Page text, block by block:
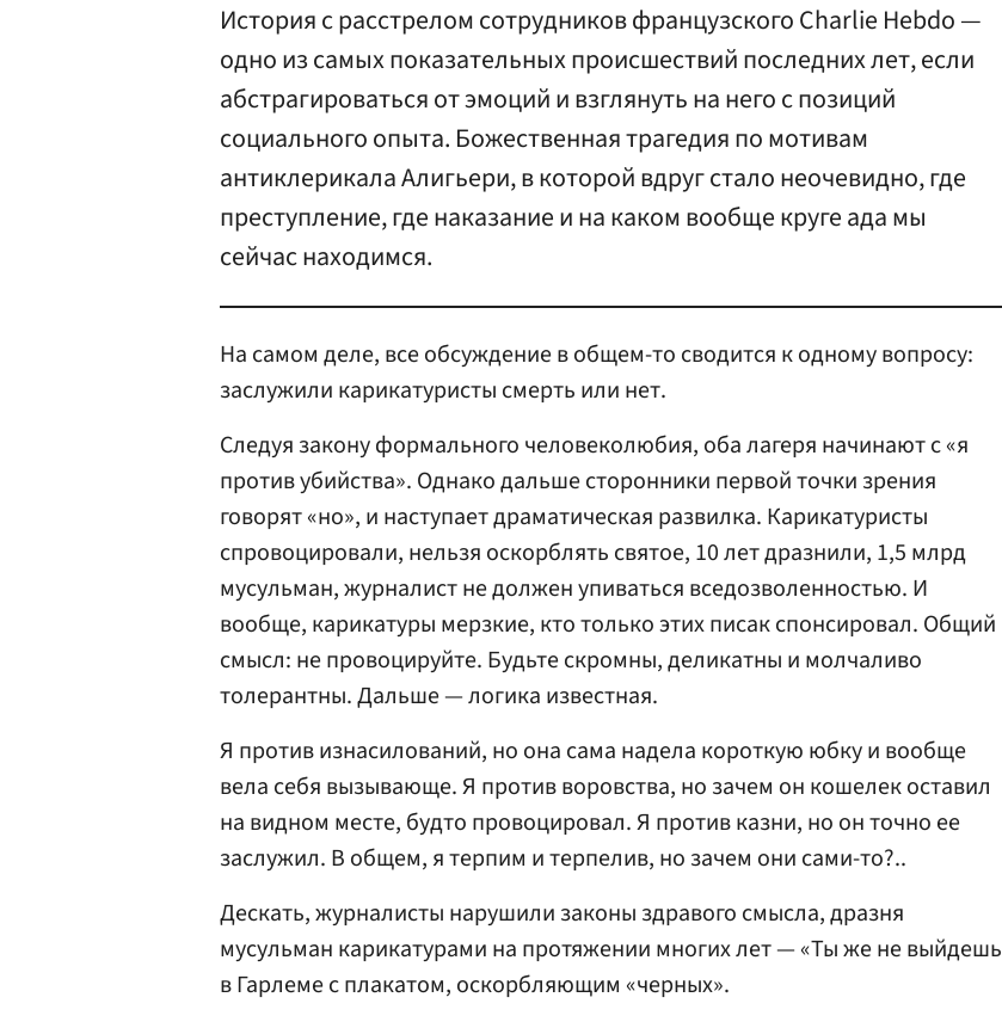
История с расстрелом сотрудников французского Charlie Hebdo —
одно из самых показательных происшествий последних лет, если
абстрагироваться от эмоций и взглянуть на него с позиций
социального опыта. Божественная трагедия по мотивам
антиклерикала Алигьери, в которой вдруг стало неочевидно, где
преступление, где наказание и на каком вообще круге ада мы
сейчас находимся.
На самом деле, все обсуждение в общем-то сводится к одному вопросу:
заслужили карикатуристы смерть или нет.
Следуя закону формального человеколюбия, оба лагеря начинают с «я
против убийства». Однако дальше сторонники первой точки зрения
говорят «но», и наступает драматическая развилка. Карикатуристы
спровоцировали, нельзя оскорблять святое, 10 лет дразнили, 1,5 млрд
мусульман, журналист не должен упиваться вседозволенностью. И
вообще, карикатуры мерзкие, кто только этих писак спонсировал. Общий
смысл: не провоцируйте. Будьте скромны, деликатны и молчаливо
толерантны. Дальше — логика известная.
Я против изнасилований, но она сама надела короткую юбку и вообще
вела себя вызывающе. Я против воровства, но зачем он кошелек оставил
на видном месте, будто провоцировал. Я против казни, но он точно ее
заслужил. В общем, я терпим и терпелив, но зачем они сами-то?..
Дескать, журналисты нарушили законы здравого смысла, дразня
мусульман карикатурами на протяжении многих лет — «Ты же не выйдешь
в Гарлеме с плакатом, оскорбляющим «черных».